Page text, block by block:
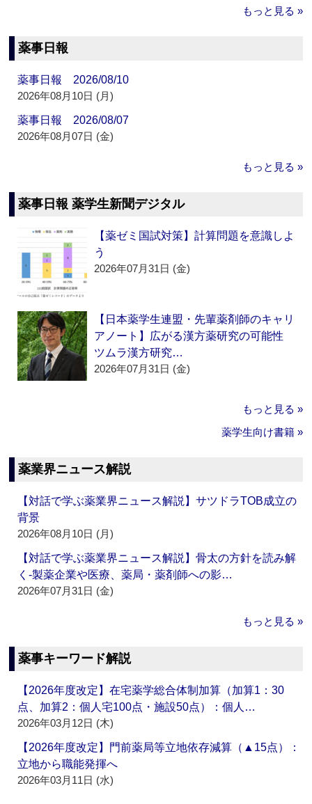
もっと見る »
薬事日報
薬事日報 2026/08/10
2026年08月10日 (月)
薬事日報 2026/08/07
2026年08月07日 (金)
もっと見る »
薬事日報 薬学生新聞デジタル
【薬ゼミ国試対策】計算問題を意識しよ
う
2026年07月31日 (金)
【日本薬学生連盟・先輩薬剤師のキャリ
アノート】広がる漢方薬研究の可能性
ツムラ漢方研究…
2026年07月31日 (金)
もっと見る »
薬学生向け書籍 »
薬業界ニュース解説
【対話で学ぶ薬業界ニュース解説】サツドラTOB成立の
背景
2026年08月10日 (月)
【対話で学ぶ薬業界ニュース解説】骨太の方針を読み解
く‐製薬企業や医療、薬局・薬剤師への影…
2026年07月31日 (金)
もっと見る »
薬事キーワード解説
【2026年度改定】在宅薬学総合体制加算（加算1：30
点、加算2：個人宅100点・施設50点）：個人…
2026年03月12日 (木)
【2026年度改定】門前薬局等立地依存減算（▲15点）：
立地から職能発揮へ
2026年03月11日 (水)